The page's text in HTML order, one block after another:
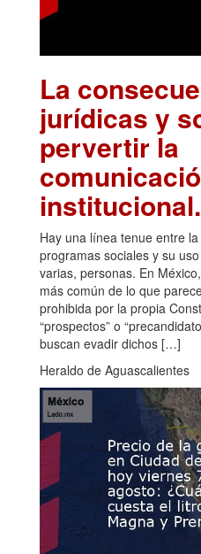
La
jurídicas y
pervertir la
institucional.
Hay una línea tenue entre
programas sociales y su
varias, personas. En
más común de lo que
prohibida por la propia
“prospectos” o
buscan evadir dichos […]
Heraldo de Aguascalientes